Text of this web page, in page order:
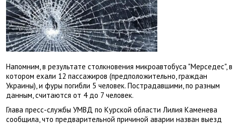
Напомним, в результате столкновения микроавтобуса "Мерседес", в
котором ехали 12 пассажиров (предположительно, граждан
Украины), и фуры погибли 5 человек. Пострадавшими, по разным
данным, считаются от 4 до 7 человек.
Глава пресс-службы УМВД по Курской области Лилия Каменева
сообщила, что предварительной причиной аварии назван выезд